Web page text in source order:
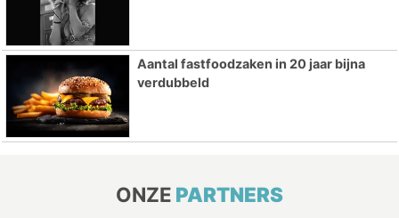
Aantal fastfoodzaken in 20 jaar bijna
verdubbeld
ONZE PARTNERS